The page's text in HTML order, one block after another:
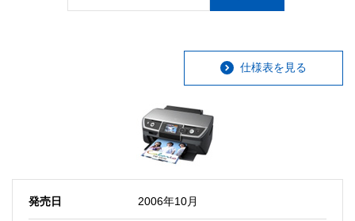
仕様表を見る
発売日 2006年10月